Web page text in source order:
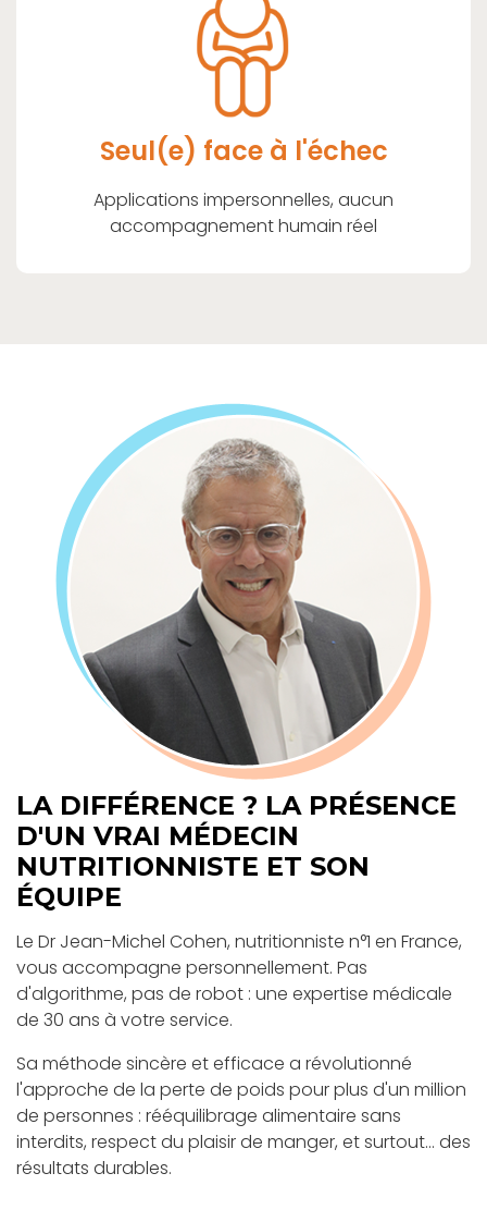
Seul(e) face à l'échec
Applications impersonnelles, aucun
accompagnement humain réel
LA DIFFÉRENCE ? LA PRÉSENCE
D'UN VRAI MÉDECIN
NUTRITIONNISTE ET SON
ÉQUIPE
Le Dr Jean-Michel Cohen, nutritionniste n°1 en France,
vous accompagne personnellement. Pas
d'algorithme, pas de robot : une expertise médicale
de 30 ans à votre service.
Sa méthode sincère et efficace a révolutionné
l'approche de la perte de poids pour plus d'un million
de personnes : rééquilibrage alimentaire sans
interdits, respect du plaisir de manger, et surtout... des
résultats durables.